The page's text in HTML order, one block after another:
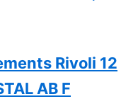
Rivoli 12
AB F